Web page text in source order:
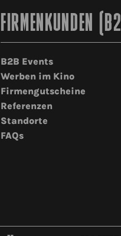
FIRMENKUNDEN
B2B Events
Werben im Kino
Firmengutscheine
Referenzen
Standorte
FAQs